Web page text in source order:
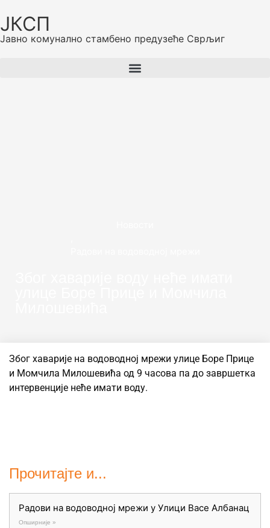
ЈКСП
Јавно комунално стамбено предузеће Сврљиг
Због хаварије на водоводној мрежи улице Боре Прице
и Момчила Милошевића од 9 часова па до завршетка
интервенције неће имати воду.
Прочитајте и...
Радови на водоводној мрежи у Улици Васе Албанац
Опширније »